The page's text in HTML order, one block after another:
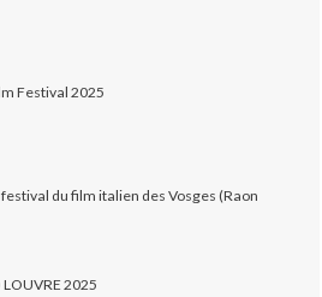
Festival 2025
du film italien des Vosges (Raon
LOUVRE 2025